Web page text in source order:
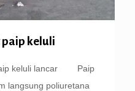
keluli
keluli lancar Paip
langsung poliuretana